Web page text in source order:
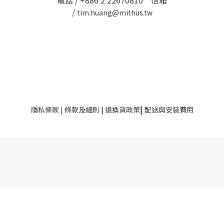
/ tim.huang@mithus.tw
隱私條款| 條款及細則 | 退換貨政策| 配送與安裝費用